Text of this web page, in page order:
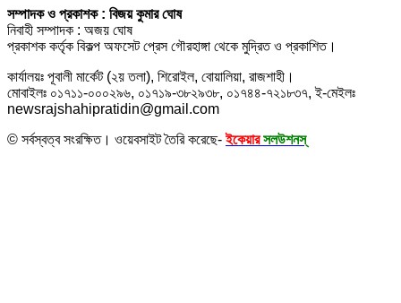
সম্পাদক ও প্রকাশক : বিজয় কুমার ঘোষ
নিবাহী সম্পাদক : অজয় ঘোষ
প্রকাশক কর্তৃক বিকল্প অফসেট প্রেস গৌরহাঙ্গা থেকে মুদ্রিত ও প্রকাশিত।
কার্যালয়ঃ পূবালী মার্কেট (২য় তলা), শিরোইল, বোয়ালিয়া, রাজশাহী।
মোবাইলঃ ০১৭১১-০০০২৯৬, ০১৭১৯-৩৮২৯৩৮, ০১৭৪৪-৭২১৮৩৭, ই-মেইলঃ
newsrajshahipratidin@gmail.com
© সর্বস্বত্ব সংরক্ষিত। ওয়েবসাইট তৈরি করেছে-ইকেয়ার সলউশনস্